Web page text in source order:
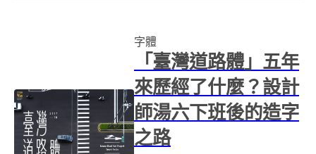
設計愛好者提...
字體
「臺灣道路體」五年
來歷經了什麼？設計
師湯六下班後的造字
之路